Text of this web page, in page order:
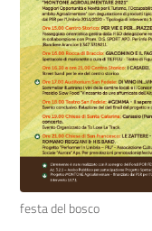
festa del bosco